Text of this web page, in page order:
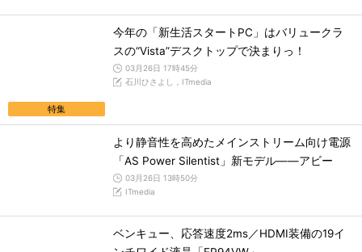
特集
今年の「新生活スタートPC」はバリュークラ
スの“Vista”デスクトップで決まりっ！
03月26日 17時45分
石川ひさよし，ITmedia
より静音性を高めたメインストリーム向け電源
「AS Power Silentist」新モデル――アビー
03月26日 13時50分
ITmedia
ベンキュー、応答速度2ms／HDMI装備の19イ